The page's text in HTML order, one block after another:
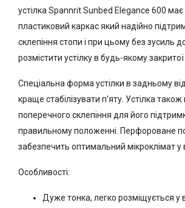
устілка Spannrit Sunbed Elegance 600
пластиковий каркас який надійно
склепіння стопи і при цьому без зусиль
розмістити устілку в будь-якому закритої
Спеціальна форма устілки в задньому
краще стабілізувати п'яту. Устілка
поперечного склепіння для його
правильному положенні. Перфороване
забезпечить оптимальний мікроклімат у
Особливості:
Дуже тонка, легко розміщується у